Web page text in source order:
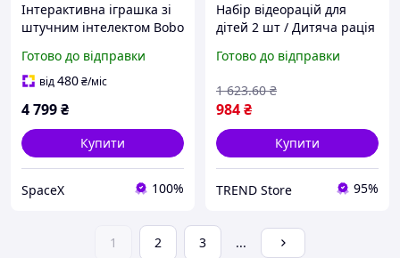
Інтерактивна іграшка зі
штучним інтелектом Bobo
очима 22х25см
Готово до відправки
від480₴/міс
4 799₴
Купити
SpaceX 100%
Набір відеорацій для
дітей 2 шт / Дитяча рація
голосовий зв'язок, Type-C,
Готово до відправки
984₴
1 623.60 ₴
Купити
TREND Store 95%
1 2 3 ...